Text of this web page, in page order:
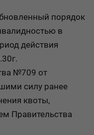
порядок
в
действия
№709 от
силу ранее
квоты,
Правительства